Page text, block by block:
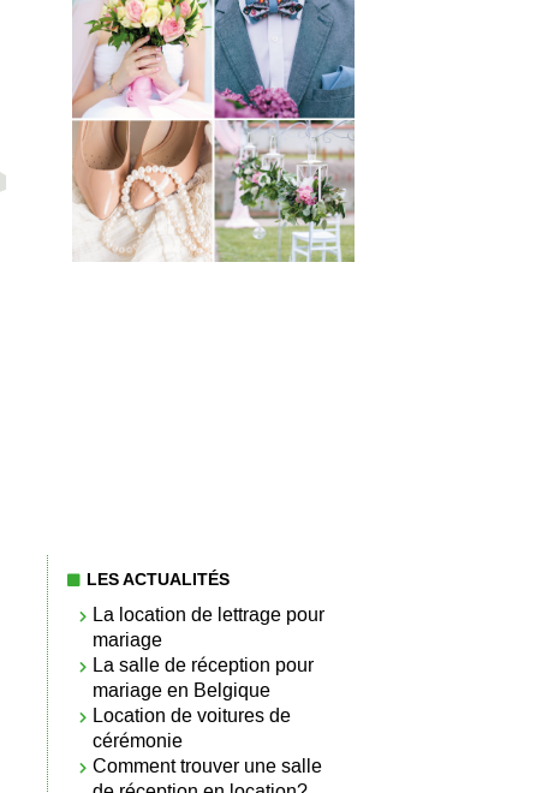
LES ACTUALITÉS
La location de lettrage pour
mariage
La salle de réception pour
mariage en Belgique
Location de voitures de
cérémonie
Comment trouver une salle